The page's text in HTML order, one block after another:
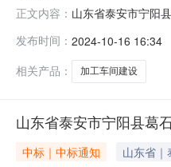
正文内容： 山东省泰安市宁阳
发布时间： 2024-10-16 16:34
相关产品：
加工车间建设
山东省泰安市宁阳县葛
中标｜中标通知 山东省